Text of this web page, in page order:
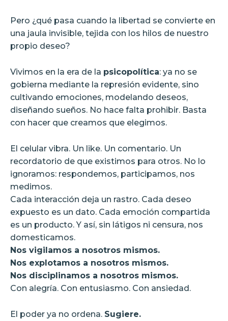
Pero ¿qué pasa cuando la libertad se convierte en
una jaula invisible, tejida con los hilos de nuestro
propio deseo?
Vivimos en la era de la psicopolítica: ya no se
gobierna mediante la represión evidente, sino
cultivando emociones, modelando deseos,
diseñando sueños. No hace falta prohibir. Basta
con hacer que creamos que elegimos.
El celular vibra. Un like. Un comentario. Un
recordatorio de que existimos para otros. No lo
ignoramos: respondemos, participamos, nos
medimos.
Cada interacción deja un rastro. Cada deseo
expuesto es un dato. Cada emoción compartida
es un producto. Y así, sin látigos ni censura, nos
domesticamos.
Nos vigilamos a nosotros mismos.
Nos explotamos a nosotros mismos.
Nos disciplinamos a nosotros mismos.
Con alegría. Con entusiasmo. Con ansiedad.
El poder ya no ordena. Sugiere.